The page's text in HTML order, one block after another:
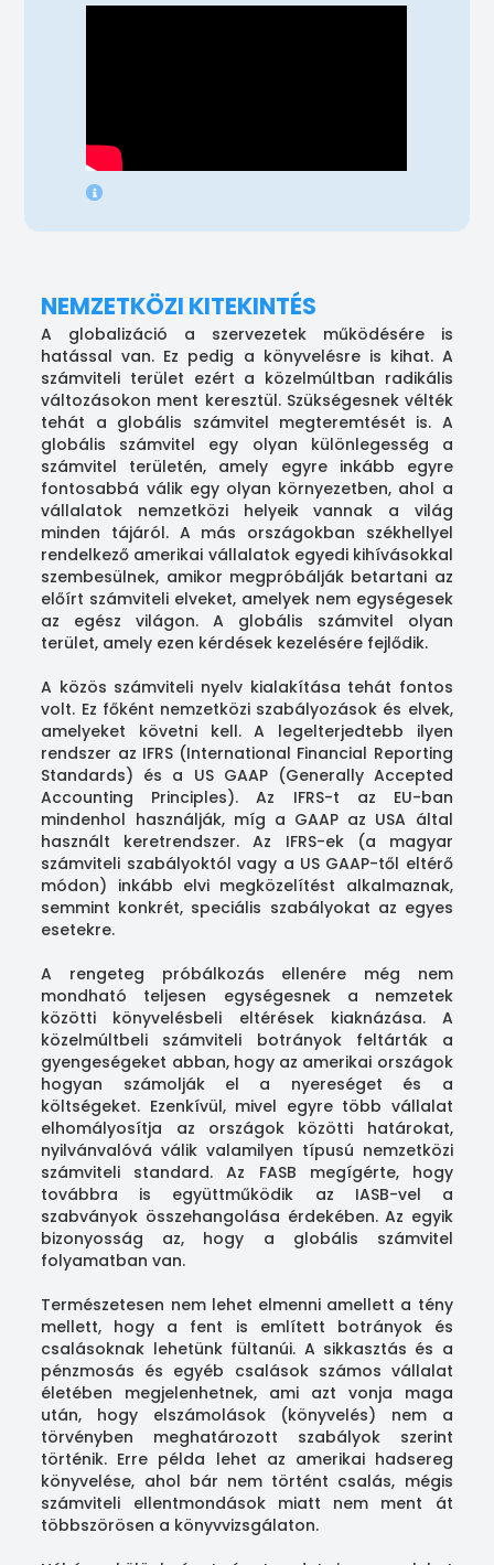
NEMZETKÖZI KITEKINTÉS
A globalizáció a szervezetek működésére is
hatással van. Ez pedig a könyvelésre is kihat. A
számviteli terület ezért a közelmúltban radikális
változásokon ment keresztül. Szükségesnek vélték
tehát a globális számvitel megteremtését is. A
globális számvitel egy olyan különlegesség a
számvitel területén, amely egyre inkább egyre
fontosabbá válik egy olyan környezetben, ahol a
vállalatok nemzetközi helyeik vannak a világ
minden tájáról. A más országokban székhellyel
rendelkező amerikai vállalatok egyedi kihívásokkal
szembesülnek, amikor megpróbálják betartani az
előírt számviteli elveket, amelyek nem egységesek
az egész világon. A globális számvitel olyan
terület, amely ezen kérdések kezelésére fejlődik.
A közös számviteli nyelv kialakítása tehát fontos
volt. Ez főként nemzetközi szabályozások és elvek,
amelyeket követni kell. A legelterjedtebb ilyen
rendszer az IFRS (International Financial Reporting
Standards) és a US GAAP (Generally Accepted
Accounting Principles). Az IFRS-t az EU-ban
mindenhol használják, míg a GAAP az USA által
használt keretrendszer. Az IFRS-ek (a magyar
számviteli szabályoktól vagy a US GAAP-től eltérő
módon) inkább elvi megközelítést alkalmaznak,
semmint konkrét, speciális szabályokat az egyes
esetekre.
A rengeteg próbálkozás ellenére még nem
mondható teljesen egységesnek a nemzetek
közötti könyvelésbeli eltérések kiaknázása. A
közelmúltbeli számviteli botrányok feltárták a
gyengeségeket abban, hogy az amerikai országok
hogyan számolják el a nyereséget és a
költségeket. Ezenkívül, mivel egyre több vállalat
elhomályosítja az országok közötti határokat,
nyilvánvalóvá válik valamilyen típusú nemzetközi
számviteli standard. Az FASB megígérte, hogy
továbbra is együttműködik az IASB-vel a
szabványok összehangolása érdekében. Az egyik
bizonyosság az, hogy a globális számvitel
folyamatban van.
Természetesen nem lehet elmenni amellett a tény
mellett, hogy a fent is említett botrányok és
csalásoknak lehetünk fültanúi. A sikkasztás és a
pénzmosás és egyéb csalások számos vállalat
életében megjelenhetnek, ami azt vonja maga
után, hogy elszámolások (könyvelés) nem a
törvényben meghatározott szabályok szerint
történik. Erre példa lehet az amerikai hadsereg
könyvelése, ahol bár nem történt csalás, mégis
számviteli ellentmondások miatt nem ment át
többszörösen a könyvvizsgálaton.